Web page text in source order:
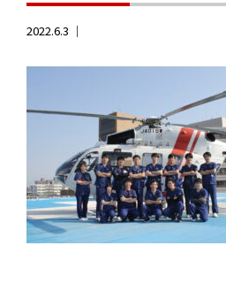
2022.6.3 ｜